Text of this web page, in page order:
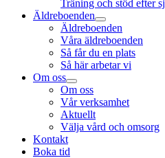
Träning och stöd efter
Äldreboenden
Äldreboenden
Våra äldreboenden
Så får du en plats
Så här arbetar vi
Om oss
Om oss
Vår verksamhet
Aktuellt
Välja vård och omsorg
Kontakt
Boka tid